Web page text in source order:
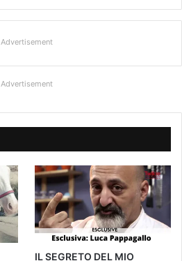
Advertisement
Advertisement
IL SEGRETO DEL MIO